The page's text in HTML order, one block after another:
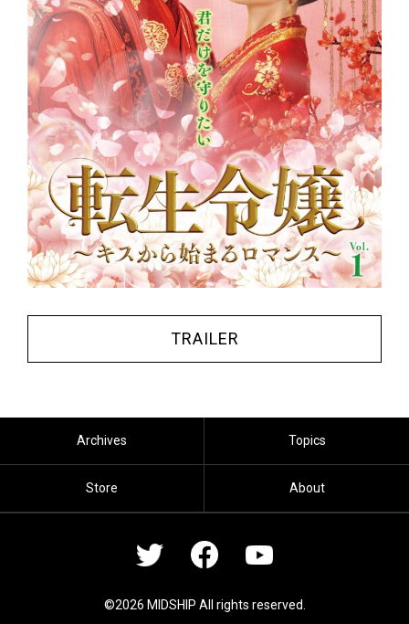
TRAILER
Archives Topics
Store About
©2026 MIDSHIP All rights reserved.